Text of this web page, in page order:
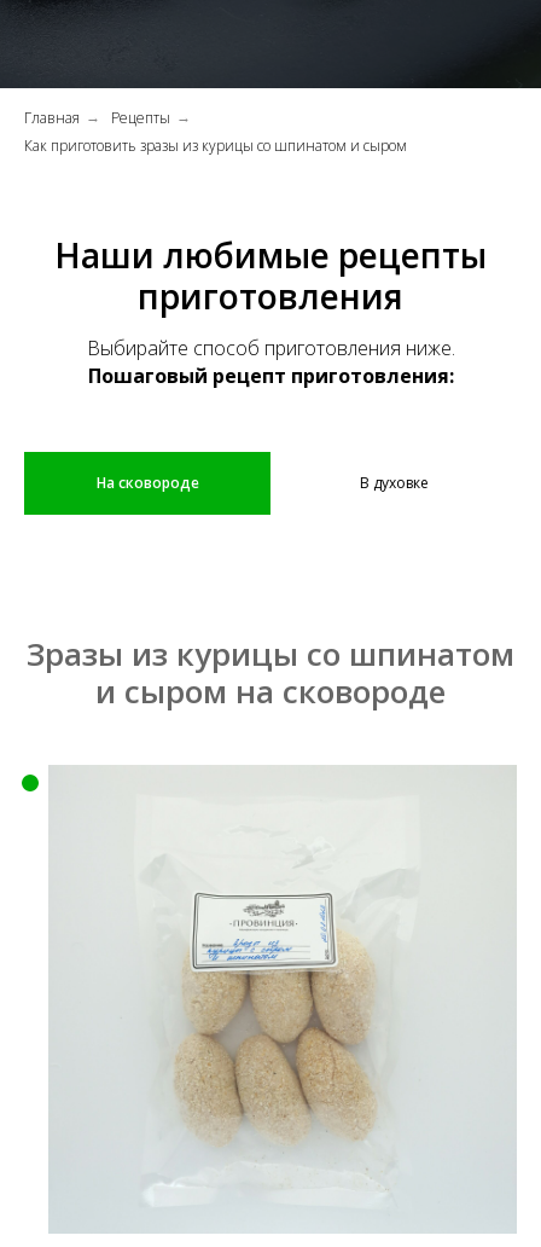
Главная → Рецепты →
Как приготовить зразы из курицы со шпинатом и сыром
Наши любимые рецепты
приготовления
Выбирайте способ приготовления ниже.
Пошаговый рецепт приготовления:
На сковороде В духовке
Зразы из курицы со шпинатом
и сыром на сковороде